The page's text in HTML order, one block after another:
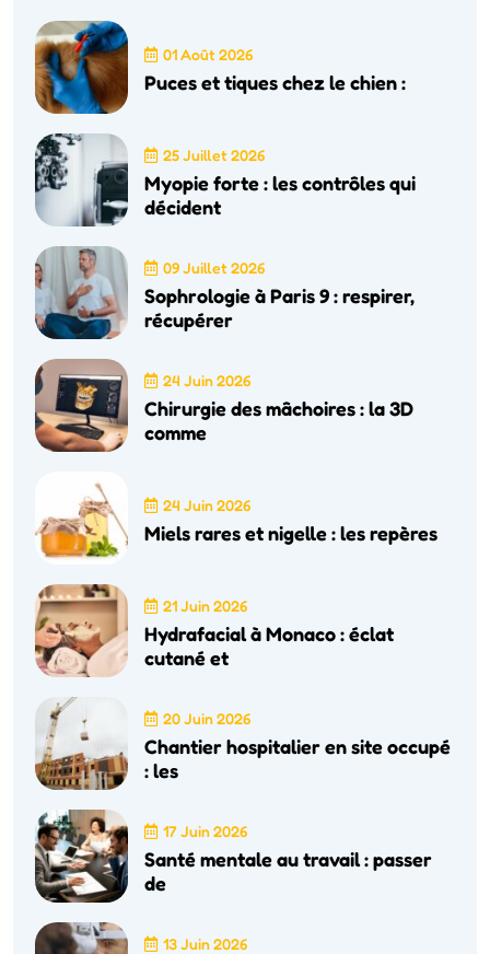
01 Août 2026
Puces et tiques chez le chien :
25 Juillet 2026
Myopie forte : les contrôles qui
décident
09 Juillet 2026
Sophrologie à Paris 9 : respirer,
récupérer
24 Juin 2026
Chirurgie des mâchoires : la 3D
comme
24 Juin 2026
Miels rares et nigelle : les repères
21 Juin 2026
Hydrafacial à Monaco : éclat
cutané et
20 Juin 2026
Chantier hospitalier en site occupé
: les
17 Juin 2026
Santé mentale au travail : passer
de
13 Juin 2026